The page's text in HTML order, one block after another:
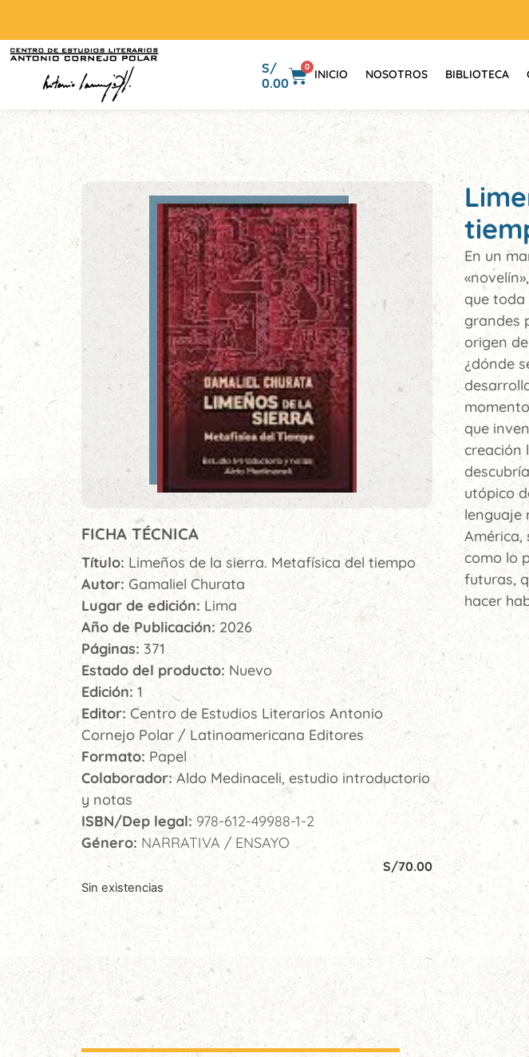
S/
0.00
0
INICIO NOSOTROS BIBLIOTECA
FICHA TÉCNICA
Título: Limeños de la sierra. Metafísica del tiempo
Autor: Gamaliel Churata
Lugar de edición: Lima
Año de Publicación: 2026
Páginas: 371
Estado del producto: Nuevo
Edición: 1
Editor: Centro de Estudios Literarios Antonio
Cornejo Polar / Latinoamericana Editores
Formato: Papel
Colaborador:Aldo Medinaceli, estudio introductorio
y notas
ISBN/Dep legal: 978-612-49988-1-2
Género: NARRATIVA / ENSAYO
S/70.00
Sin existencias
En un
que toda
grandes
origen
¿dónde
que
creación
utópico
lenguaje
América,
como lo
futuras,
hacer